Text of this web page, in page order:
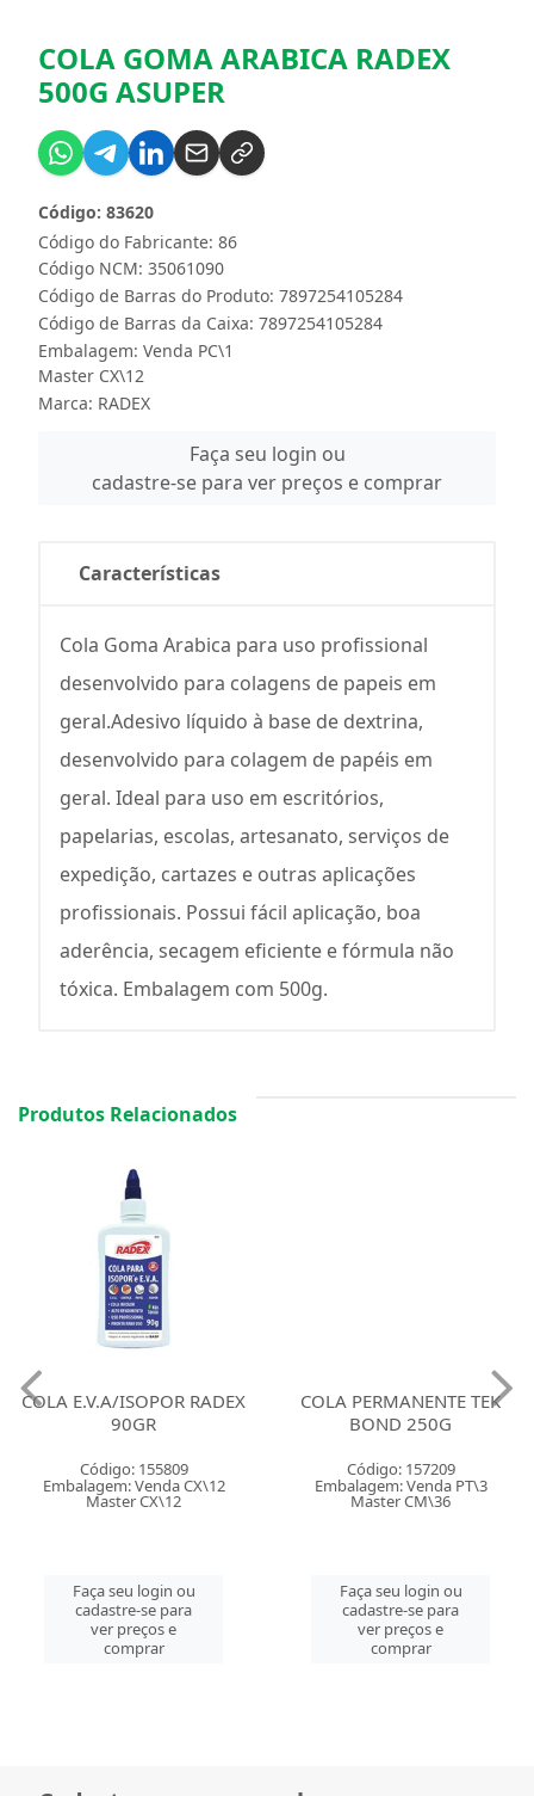
COLA GOMA ARABICA RADEX
500G ASUPER
Código do Fabricante: 86
Código: 83620
Código NCM: 35061090
Código de Barras do Produto: 7897254105284
Código de Barras da Caixa: 7897254105284
Embalagem: Venda PC\1
Master CX\12
Marca: RADEX
Faça seu login ou
cadastre-se para ver preços e comprar
Características
Cola Goma Arabica para uso profissional
desenvolvido para colagens de papeis em
geral.Adesivo líquido à base de dextrina,
desenvolvido para colagem de papéis em
geral. Ideal para uso em escritórios,
papelarias, escolas, artesanato, serviços de
expedição, cartazes e outras aplicações
profissionais. Possui fácil aplicação, boa
aderência, secagem eficiente e fórmula não
tóxica. Embalagem com 500g.
Produtos Relacionados
COLA E.V.A/ISOPOR RADEX
90GR
Código: 155809
Embalagem: Venda CX\12
Master CX\12
Faça seu login ou
cadastre-se para
ver preços e
comprar
COLA PERMANENTE TEK
BOND 250G
Código: 157209
Embalagem: Venda PT\3
Master CM\36
Faça seu login ou
cadastre-se para
ver preços e
comprar